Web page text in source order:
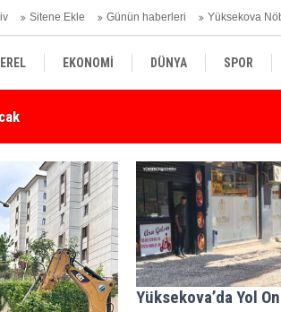
Sitene Ekle Günün haberleri Yüksekova
EKONOMİ DÜNYA SPOR
TEKNOLOJİ
Yüksekova’da Yol